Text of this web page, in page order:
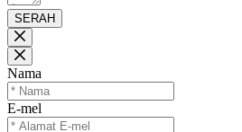
SERAH
Nama
E-mel